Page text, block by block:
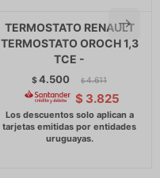
TERMOSTATO RENAULT
TERMOSTATO OROCH 1,3
TCE -
$4.500 $ 4.611
$ 3.825